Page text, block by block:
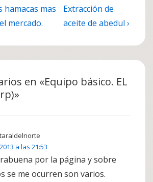
hamacas mas
mercado.
La
entrada
Extracción de
aceite de abedul ›
en «Equipo básico. EL
»
a las 21:53
por la página y sobre
se me ocurren son varios.